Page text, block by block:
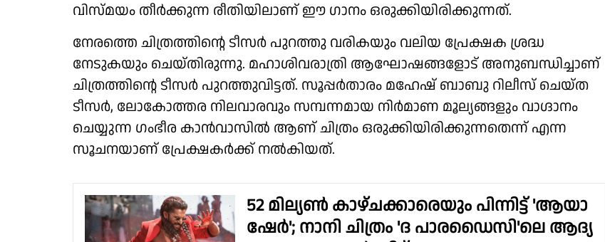
വിസ്മയം തീർക്കുന്ന രീതിയിലാണ് ഈ ഗാനം ഒരുക്കിയിരിക്കുന്നത്.
നേരത്തെ ചിത്രത്തിന്റെ ടീസർ പുറത്തു വരികയും വലിയ പ്രേക്ഷക ശ്രദ്ധ
നേടുകയും ചെയ്തിരുന്നു. മഹാശിവരാത്രി ആഘോഷങ്ങളോട് അനുബന്ധിച്ചാണ്
ചിത്രത്തിന്റെ ടീസർ പുറത്തുവിട്ടത്. സൂപ്പർതാരം മഹേഷ് ബാബു റിലീസ് ചെയ്ത
ടീസർ, ലോകോത്തര നിലവാരവും സമ്പന്നമായ നിർമാണ മൂല്യങ്ങളും വാഗ്ദാനം
ചെയ്യുന്ന ഗംഭീര കാൻവാസിൽ ആണ് ചിത്രം ഒരുക്കിയിരിക്കുന്നതെന്ന് എന്ന
സൂചനയാണ് പ്രേക്ഷകർക്ക് നൽകിയത്.
52 മില്യൺ കാഴ്ചക്കാരെയും പിന്നിട്ട് 'ആയാ
ഷേർ'; നാനി ചിത്രം 'ദ പാരഡൈസി'ലെ ആദ്യ